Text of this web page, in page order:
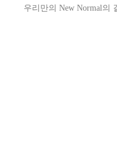
우리만의 New Normal의